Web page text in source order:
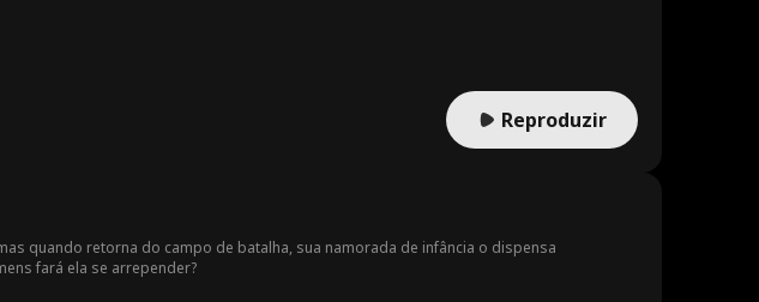
Reproduzir
quando retorna do campo de batalha, sua namorada de infância o dispensa
fará ela se arrepender?